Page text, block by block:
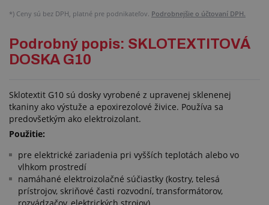
*) Ceny sú bez DPH, platné pre podnikateľov. Podrobnejšie o účtovaní DPH.
Podrobný popis: SKLOTEXTITOVÁ
DOSKA G10
Sklotextit G10 sú dosky vyrobené z upravenej sklenenej
tkaniny ako výstuže a epoxirezolové živice. Používa sa
predovšetkým ako elektroizolant.
Použitie:
pre elektrické zariadenia pri vyšších teplotách alebo vo
vlhkom prostredí
namáhané elektroizolačné súčiastky (kostry, telesá
prístrojov, skriňové časti rozvodní, transformátorov,